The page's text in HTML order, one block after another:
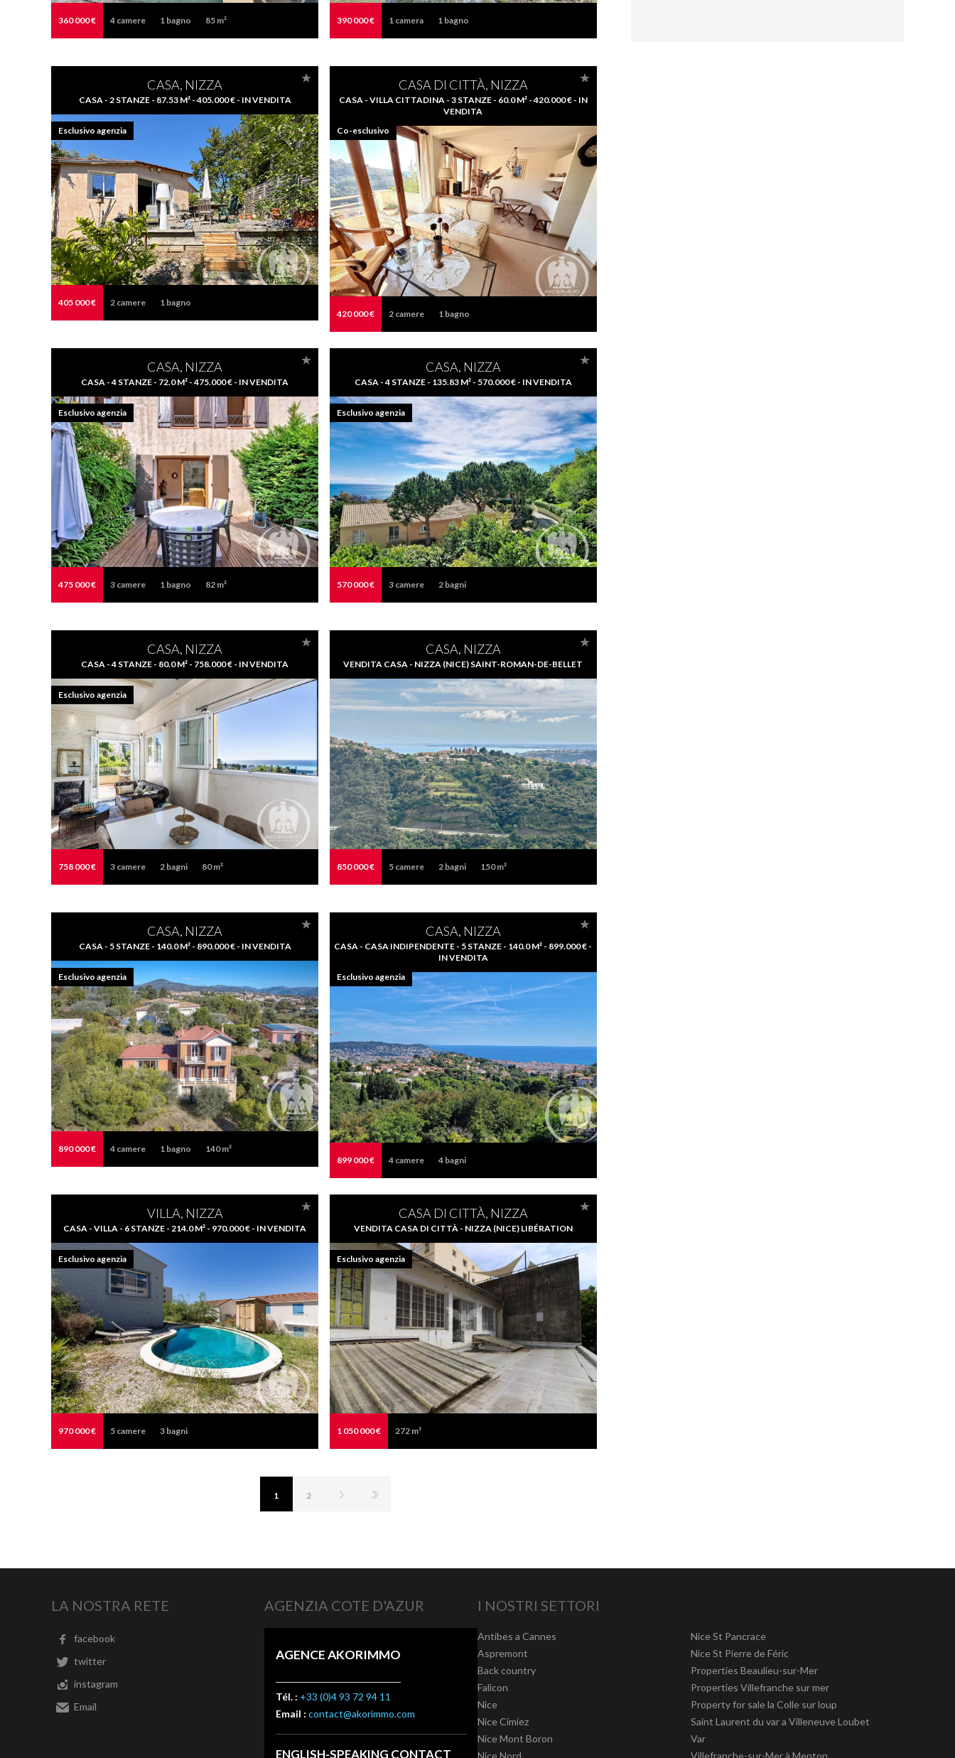
360 000 € 4 camere 1 bagno 85 m² 390 000 € 1 camera 1 bagno
CASA, NIZZA
CASA - 2 STANZE - 87.53 M² - 405.000 € - IN VENDITA
405 000 € 2 camere 1 bagno
Esclusivo agenzia
CASA DI CITTÀ, NIZZA
CASA - VILLA CITTADINA - 3 STANZE - 60.0 M² - 420.000 € - IN
VENDITA
420 000 € 2 camere 1 bagno
Co-esclusivo
CASA, NIZZA
CASA - 4 STANZE - 72.0 M² - 475.000 € - IN VENDITA
475 000 € 3 camere 1 bagno 82 m²
Esclusivo agenzia
CASA, NIZZA
CASA - 4 STANZE - 135.83 M² - 570.000 € - IN VENDITA
570 000 € 3 camere 2 bagni
Esclusivo agenzia
CASA, NIZZA
CASA - 4 STANZE - 80.0 M² - 758.000 € - IN VENDITA
758 000 € 3 camere 2 bagni 80 m²
Esclusivo agenzia
CASA, NIZZA
VENDITA CASA - NIZZA (NICE) SAINT-ROMAN-DE-BELLET
850 000 € 5 camere 2 bagni 150 m²
CASA, NIZZA
CASA - 5 STANZE - 140.0 M² - 890.000 € - IN VENDITA
890 000 € 4 camere 1 bagno 140 m²
Esclusivo agenzia
CASA, NIZZA
CASA - CASA INDIPENDENTE - 5 STANZE - 140.0 M² - 899.000 € -
IN VENDITA
899 000 € 4 camere 4 bagni
Esclusivo agenzia
VILLA, NIZZA
CASA - VILLA - 6 STANZE - 214.0 M² - 970.000 € - IN VENDITA
970 000 € 5 camere 3 bagni
Esclusivo agenzia
CASA DI CITTÀ, NIZZA
VENDITA CASA DI CITTÀ - NIZZA (NICE) LIBÉRATION
1 050 000 € 272 m²
Esclusivo agenzia
1 2
LA NOSTRA RETE
facebook
twitter
instagram
Email
AGENZIA COTE D'AZUR
AGENCE AKORIMMO
Tél. : +33 (0)4 93 72 94 11
Email : contact@akorimmo.com
ENGLISH-SPEAKING CONTACT
I NOSTRI SETTORI
Antibes a Cannes
Aspremont
Back country
Falicon
Nice
Nice Cimiez
Nice Mont Boron
Nice Nord
Nice St Pancrace
Nice St Pierre de Féric
Properties Beaulieu-sur-Mer
Properties Villefranche sur mer
Property for sale la Colle sur loup
Saint Laurent du var a Villeneuve Loubet
Var
Villefranche-sur-Mer à Menton